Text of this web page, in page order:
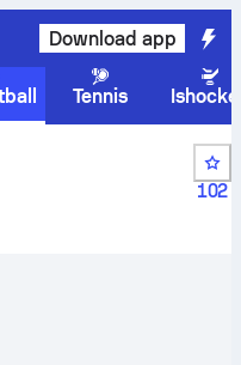
Download app
Tennis
Women
Cuba score,
102